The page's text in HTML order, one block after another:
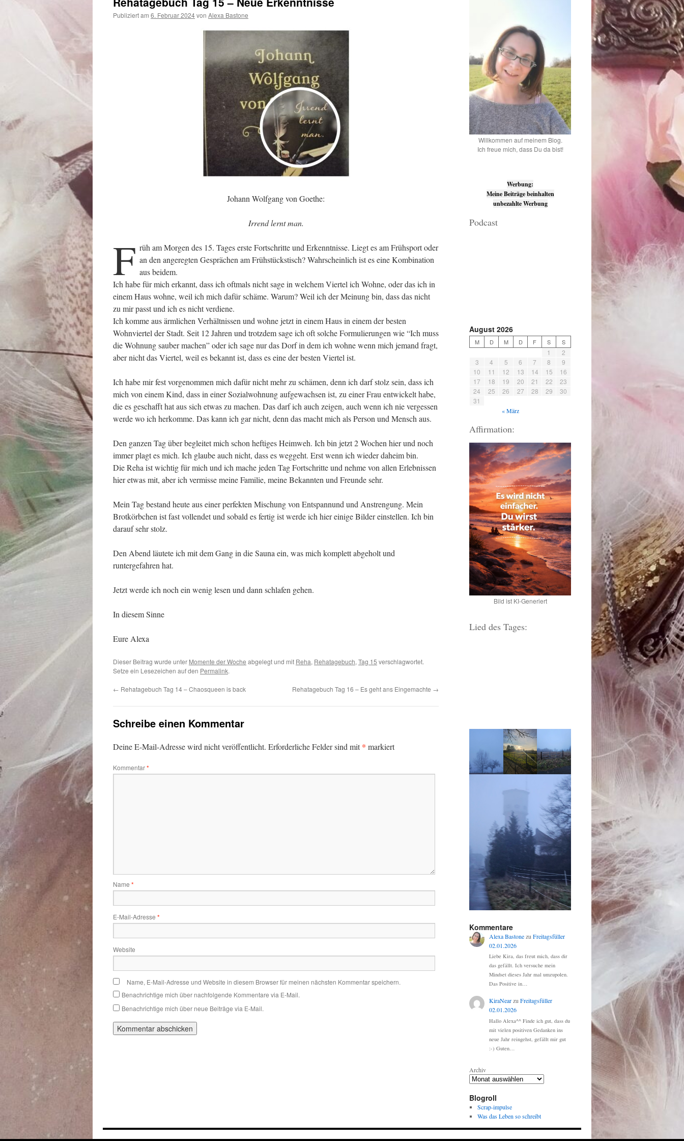
Publiziert am 6. Februar 2024von Alexa Bastone
Johann Wolfgang von Goethe:
Irrend lernt man.
F rüh am Morgen des 15. Tages erste Fortschritte und Erkenntnisse. Liegt es am Frühsport oder
an den angeregten Gesprächen am Frühstückstisch? Wahrscheinlich ist es eine Kombination
aus beidem.
Ich habe für mich erkannt, dass ich oftmals nicht sage in welchem Viertel ich Wohne, oder das ich in
einem Haus wohne, weil ich mich dafür schäme. Warum? Weil ich der Meinung bin, dass das nicht
zu mir passt und ich es nicht verdiene.
Ich komme aus ärmlichen Verhältnissen und wohne jetzt in einem Haus in einem der besten
Wohnviertel der Stadt. Seit 12 Jahren und trotzdem sage ich oft solche Formulierungen wie “Ich muss
die Wohnung sauber machen” oder ich sage nur das Dorf in dem ich wohne wenn mich jemand fragt,
aber nicht das Viertel, weil es bekannt ist, dass es eine der besten Viertel ist.
Ich habe mir fest vorgenommen mich dafür nicht mehr zu schämen, denn ich darf stolz sein, dass ich
mich von einem Kind, dass in einer Sozialwohnung aufgewachsen ist, zu einer Frau entwickelt habe,
die es geschafft hat aus sich etwas zu machen. Das darf ich auch zeigen, auch wenn ich nie vergessen
werde wo ich herkomme. Das kann ich gar nicht, denn das macht mich als Person und Mensch aus.
Den ganzen Tag über begleitet mich schon heftiges Heimweh. Ich bin jetzt 2 Wochen hier und noch
immer plagt es mich. Ich glaube auch nicht, dass es weggeht. Erst wenn ich wieder daheim bin.
Die Reha ist wichtig für mich und ich mache jeden Tag Fortschritte und nehme von allen Erlebnissen
hier etwas mit, aber ich vermisse meine Familie, meine Bekannten und Freunde sehr.
Mein Tag bestand heute aus einer perfekten Mischung von Entspannund und Anstrengung. Mein
Brotkörbchen ist fast vollendet und sobald es fertig ist werde ich hier einige Bilder einstellen. Ich bin
darauf sehr stolz.
Den Abend läutete ich mit dem Gang in die Sauna ein, was mich komplett abgeholt und
runtergefahren hat.
Jetzt werde ich noch ein wenig lesen und dann schlafen gehen.
In diesem Sinne
Eure Alexa
Dieser Beitrag wurde unter Momente der Woche abgelegt und mit Reha, Rehatagebuch, Tag 15 verschlagwortet.
Setze ein Lesezeichen auf den Permalink.
← Rehatagebuch Tag 14 – Chaosqueen is back Rehatagebuch Tag 16 – Es geht ans Eingemachte →
Schreibe einen Kommentar
Deine E-Mail-Adresse wird nicht veröffentlicht. Erforderliche Felder sind mit* markiert
Kommentar*
Name *
E-Mail-Adresse *
Website
Name, E-Mail-Adresse und Website in diesem Browser für meinen nächsten Kommentar speichern.
Benachrichtige mich über nachfolgende Kommentare via E-Mail.
Benachrichtige mich über neue Beiträge via E-Mail.
Willkommen auf meinem Blog.
Ich freue mich, dass Du da bist!
Werbung:
Meine Beiträge beinhalten
unbezahlte Werbung
Podcast
August 2026
M D M D F S S
1
2
3
4 5 6 7 8
9
10
11 12 13 14 15
16
17
18 19 20 21 22
23
24
25 26 27 28 29
30
31
« März
Affirmation:
Bild ist KI-Generiert
Lied des Tages:
Kommentare
Alexa Bastonezu Freitagsfüller
02.01.2026
Liebe Kira, das freut mich, dass dir
das gefällt. Ich versuche mein
Mindset dieses Jahr mal umzupolen.
Das Positive in…
KiraNearzu Freitagsfüller
02.01.2026
Hallo Alexa^^ Finde ich gut, dass du
mit vielen positiven Gedanken ins
neue Jahr reingehst, gefällt mir gut
:-) Guten…
Archiv
Blogroll
Scrap-impulse
Was das Leben so schreibt